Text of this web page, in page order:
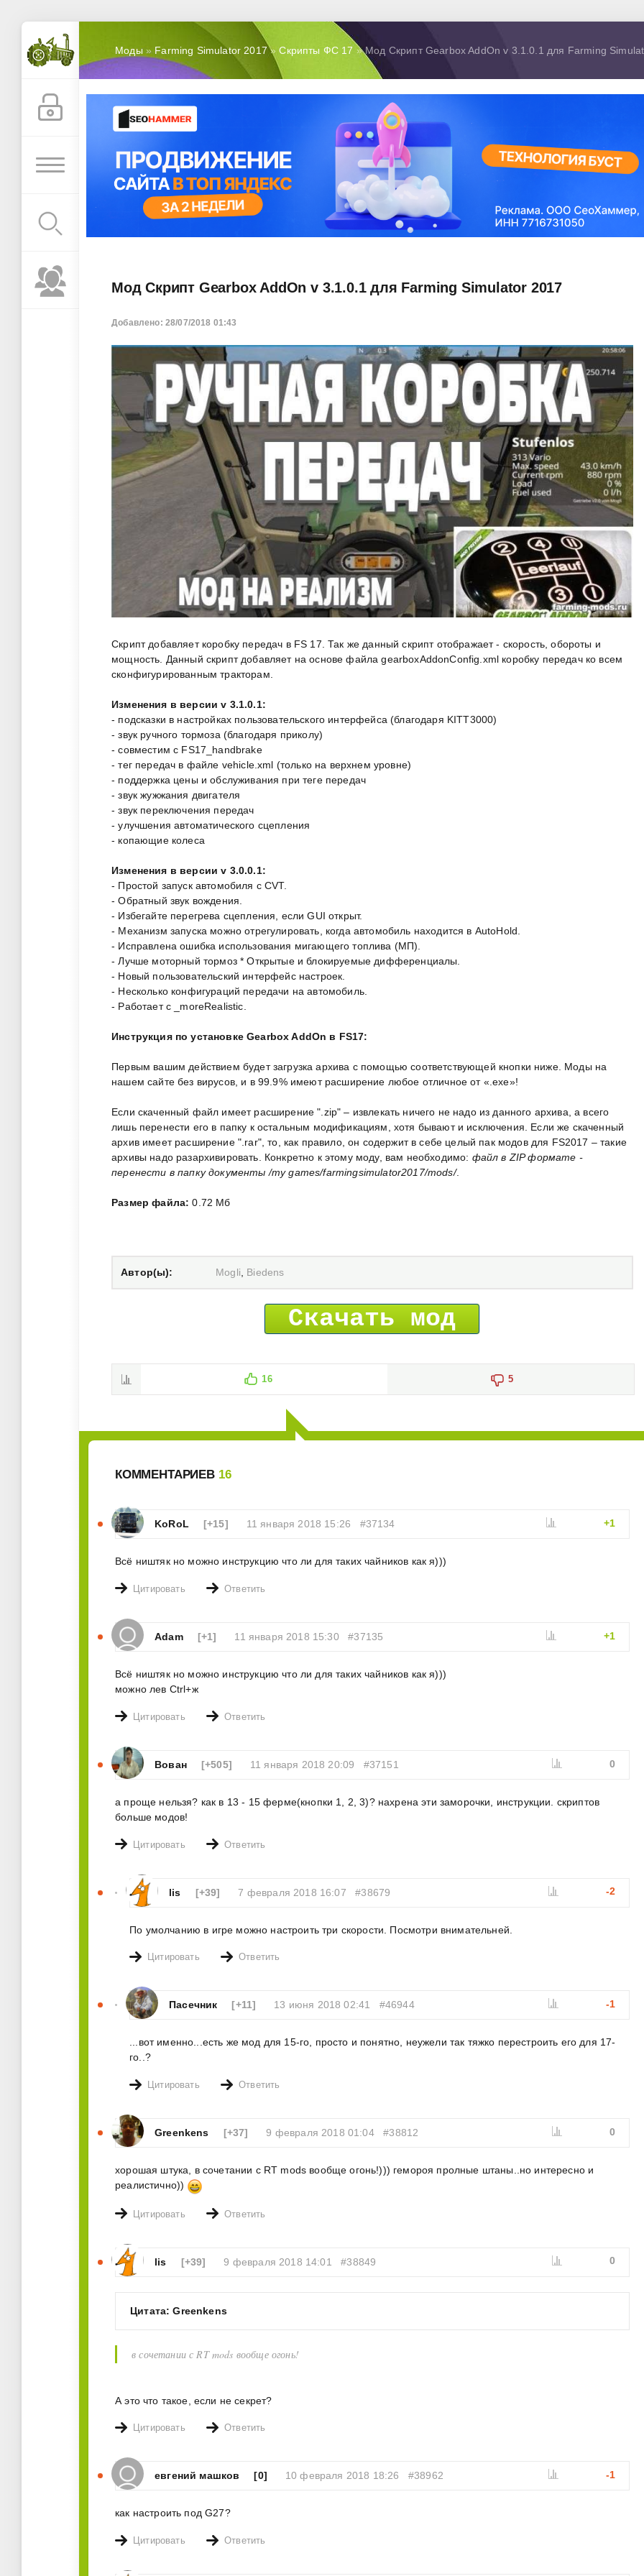
Моды» Farming Simulator 2017»Скрипты ФС 17 » Мод Скрипт Gearbox AddOn v 3.1.0.1 для Farming
Мод Скрипт Gearbox AddOn v 3.1.0.1 для Farming Simulator 2017
Добавлено: 28/07/2018 01:43
Скрипт добавляет коробку передач в FS 17. Так же данный скрипт отображает - скорость, обороты и
мощность. Данный скрипт добавляет на основе файла gearboxAddonConfig.xml коробку передач ко всем
сконфигурированным тракторам.
Изменения в версии v 3.1.0.1:
- подсказки в настройках пользовательского интерфейса (благодаря KITT3000)
- звук ручного тормоза (благодаря приколу)
- совместим с FS17_handbrake
- тег передач в файле vehicle.xml (только на верхнем уровне)
- поддержка цены и обслуживания при теге передач
- звук жужжания двигателя
- звук переключения передач
- улучшения автоматического сцепления
- копающие колеса
Изменения в версии v 3.0.0.1:
- Простой запуск автомобиля с CVT.
- Обратный звук вождения.
- Избегайте перегрева сцепления, если GUI открыт.
- Механизм запуска можно отрегулировать, когда автомобиль находится в AutoHold.
- Исправлена ​​ошибка использования мигающего топлива (МП).
- Лучше моторный тормоз * Открытые и блокируемые дифференциалы.
- Новый пользовательский интерфейс настроек.
- Несколько конфигураций передачи на автомобиль.
- Работает с _moreRealistic.
Инструкция по установке Gearbox AddOn в FS17:
Первым вашим действием будет загрузка архива с помощью соответствующей кнопки ниже. Моды на
нашем сайте без вирусов, и в 99.9% имеют расширение любое отличное от «.exe»!
Если скаченный файл имеет расширение ".zip" – извлекать ничего не надо из данного архива, а всего
лишь перенести его в папку к остальным модификациям, хотя бывают и исключения. Если же скаченный
архив имеет расширение ".rar", то, как правило, он содержит в себе целый пак модов для FS2017 – такие
архивы надо разархивировать. Конкретно к этому моду, вам необходимо: файл в ZIP формате -
перенести в папку документы /my games/farmingsimulator2017/mods/.
Размер файла: 0.72 Мб
Автор(ы): Mogli Biedens
Скачать мод
16 5
КОММЕНТАРИЕВ 16
KoRoL [+15] 11 января 2018 15:26 #37134 +1
Всё ништяк но можно инструкцию что ли для таких чайников как я)))
Цитировать Ответить
Adam [+1] 11 января 2018 15:30 #37135 +1
Всё ништяк но можно инструкцию что ли для таких чайников как я)))
можно лев Ctrl+ж
Цитировать Ответить
Вован [+505] 11 января 2018 20:09 #37151 0
а проще нельзя? как в 13 - 15 ферме(кнопки 1, 2, 3)? нахрена эти заморочки, инструкции. скриптов
больше модов!
Цитировать Ответить
lis [+39] 7 февраля 2018 16:07 #38679 -2
По умолчанию в игре можно настроить три скорости. Посмотри внимательней.
Цитировать Ответить
Пасечник [+11] 13 июня 2018 02:41 #46944 -1
...вот именно...есть же мод для 15-го, просто и понятно, неужели так тяжко перестроить его для 17-
го..?
Цитировать Ответить
Greenkens [+37] 9 февраля 2018 01:04 #38812 0
хорошая штука, в сочетании с RT mods вообще огонь!))) гемороя пролные штаны..но интересно и
реалистично))
Цитировать Ответить
lis [+39] 9 февраля 2018 14:01 #38849 0
Цитата: Greenkens
в сочетании с RT mods вообще огонь!
А это что такое, если не секрет?
Цитировать Ответить
евгений машков [0] 10 февраля 2018 18:26 #38962 -1
как настроить под G27?
Цитировать Ответить